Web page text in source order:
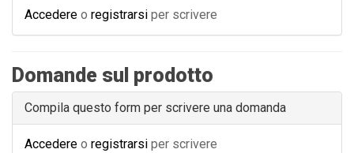
Accedere o registrarsi per scrivere
Domande sul prodotto
Compila questo form per scrivere una domanda
Accedere o registrarsi per scrivere